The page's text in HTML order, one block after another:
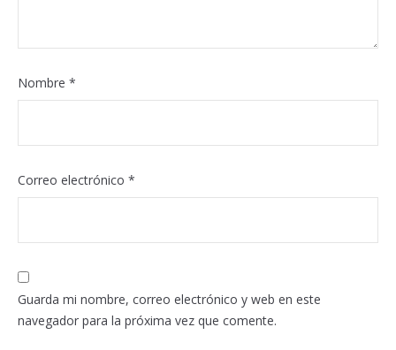
Nombre *
Correo electrónico *
Guarda mi nombre, correo electrónico y web en este
navegador para la próxima vez que comente.